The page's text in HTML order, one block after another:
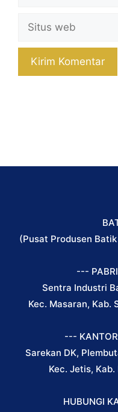
Situs
web